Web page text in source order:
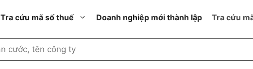
Tra cứu mã số thuế
Công ty cổ phần ngoài NN
Doanh nghiệp mới thành lập Tra cứu